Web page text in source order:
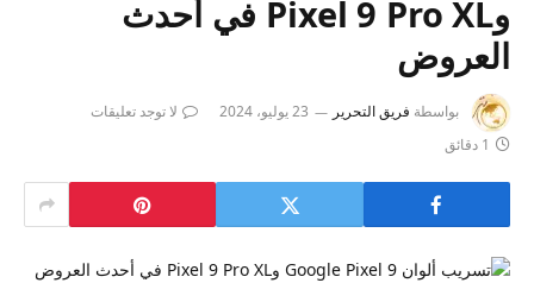
وPixel 9 Pro XL في أحدث
العروض
بواسطة فريق التحرير 23 يوليو، 2024
لا توجد تعليقات
1 دقائق